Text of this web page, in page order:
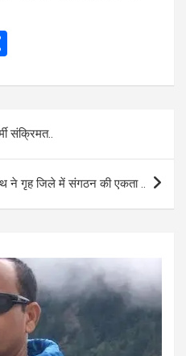
ar
e
संक्रिमत..
ने गृह जिले में संगठन की एकता ..